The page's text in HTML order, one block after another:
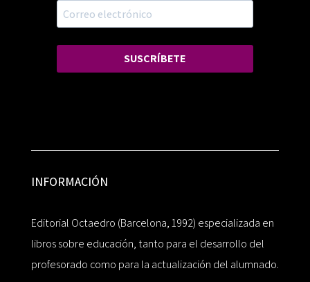
SUSCRÍBETE
INFORMACIÓN
Editorial Octaedro (Barcelona, 1992) especializada en
libros sobre educación, tanto para el desarrollo del
profesorado como para la actualización del alumnado.